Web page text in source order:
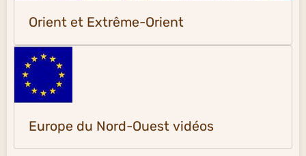
Orient et Extrême-Orient
Europe du Nord-Ouest vidéos